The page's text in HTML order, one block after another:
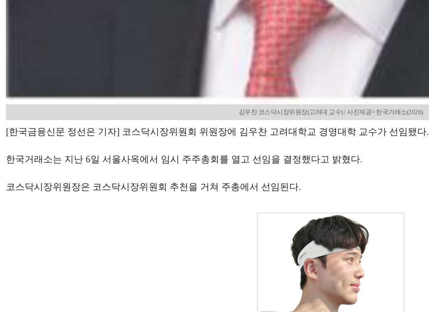
김우찬 코스닥시장위원장(고려대 교수) / 사진제공= 한국거래소(2026)
[한국금융신문 정선은 기자] 코스닥시장위원회 위원장에 김우찬 고려대학교 경영대학 교수가 선임됐다.
한국거래소는 지난 6일 서울사옥에서 임시 주주총회를 열고 선임을 결정했다고 밝혔다.
코스닥시장위원장은 코스닥시장위원회 추천을 거쳐 주총에서 선임된다.